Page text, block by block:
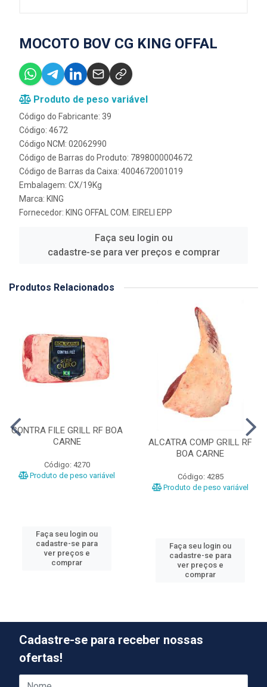
MOCOTO BOV CG KING OFFAL
Produto de peso variável
Código do Fabricante: 39
Código: 4672
Código NCM: 02062990
Código de Barras do Produto: 7898000004672
Código de Barras da Caixa: 4004672001019
Embalagem: CX/19Kg
Marca: KING
Fornecedor: KING OFFAL COM. EIRELI EPP
Faça seu login ou
cadastre-se para ver preços e comprar
Produtos Relacionados
CONTRA FILE GRILL RF BOA
CARNE
Código: 4270
Produto de peso variável
Faça seu login ou
cadastre-se para
ver preços e
comprar
ALCATRA COMP GRILL RF
BOA CARNE
Código: 4285
Produto de peso variável
Faça seu login ou
cadastre-se para
ver preços e
comprar
Cadastre-se para receber nossas
ofertas!